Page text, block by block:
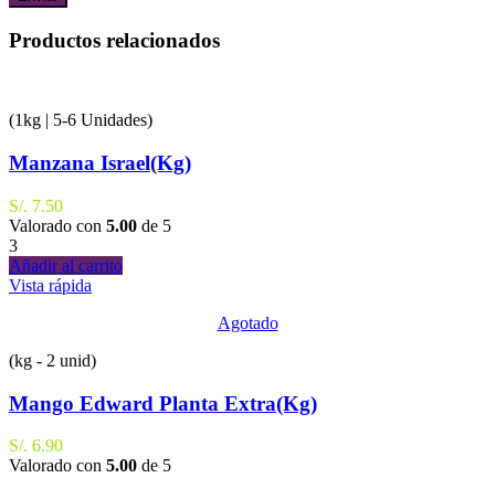
Productos relacionados
(1kg | 5-6 Unidades)
Manzana Israel(Kg)
S/. 7.50
Valorado con 5.00 de 5
3
Añadir al carrito
Vista rápida
Agotado
(kg - 2 unid)
Mango Edward Planta Extra(Kg)
S/. 6.90
Valorado con 5.00 de 5